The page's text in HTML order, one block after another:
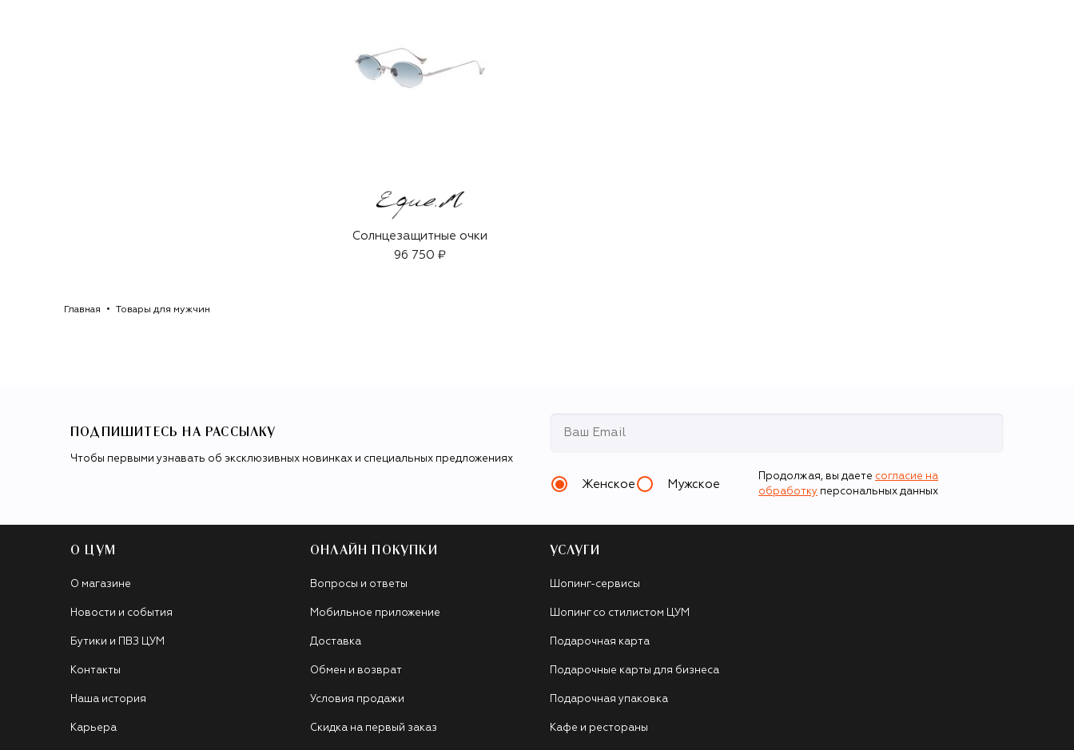
Солнцезащитные очки
96 750 ₽
Главная Товары для мужчин
ПОДПИШИТЕСЬ НА РАССЫЛКУ
Чтобы первыми узнавать об эксклюзивных новинках и специальных предложениях
Женское Мужское
Продолжая, вы даете согласие на
обработку персональных данных
О ЦУМ
О магазине
Новости и события
Бутики и ПВЗ ЦУМ
Контакты
Наша история
Карьера
ОНЛАЙН ПОКУПКИ
Вопросы и ответы
Мобильное приложение
Доставка
Обмен и возврат
Условия продажи
Скидка на первый заказ
УСЛУГИ
Шопинг-сервисы
Шопинг со стилистом ЦУМ
Подарочная карта
Подарочные карты для бизнеса
Подарочная упаковка
Кафе и рестораны